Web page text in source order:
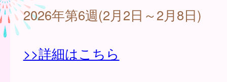
2026年第6週(2月2日～2月8日)
>>詳細はこちら